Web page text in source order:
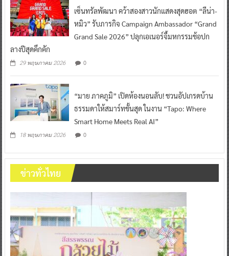
เซ็นทรัลพัฒนา คว้าสองสาวนักแสดงสุดฮอต “ลีน่า-
หมิว” รับภารกิจ Campaign Ambassador “Grand
Grand Sale 2026” ปลุกเอเนอร์จี้มหกรรมช้อปก
ลางปีสุดคึกคัก
29 พฤษภาคม 2026 0
“มาย ภาคภูมิ” เปิดห้องนอนลับ! ชวนอัปเกรดบ้าน
ธรรมดาให้สมาร์ทขั้นสุด ในงาน “Tapo: Where
Smart Home Meets Real AI”
18 พฤษภาคม 2026 0
ข่าวทั่วไทย